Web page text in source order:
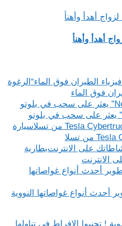
أهدأ وأهنأ
“الرغوة
فوق الماء
سيارة
بطارية
الانترنت
أحدث أنواع غواصاتها النووية